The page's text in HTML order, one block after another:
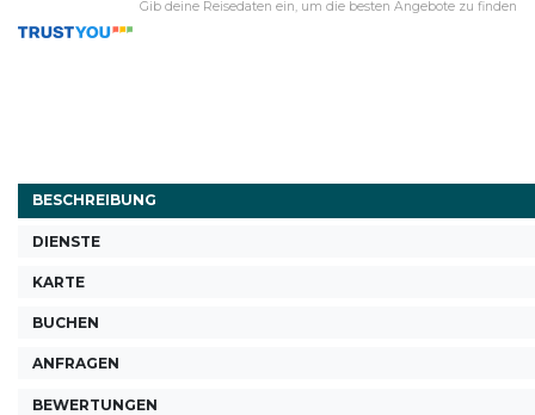
Gib deine Reisedaten ein, um die besten Angebote zu finden
BESCHREIBUNG
DIENSTE
KARTE
BUCHEN
ANFRAGEN
BEWERTUNGEN